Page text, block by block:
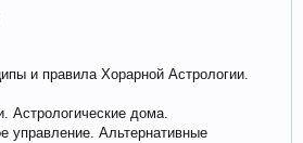
и правила Хорарной Астрологии.
Астрологические дома.
управление. Альтернативные